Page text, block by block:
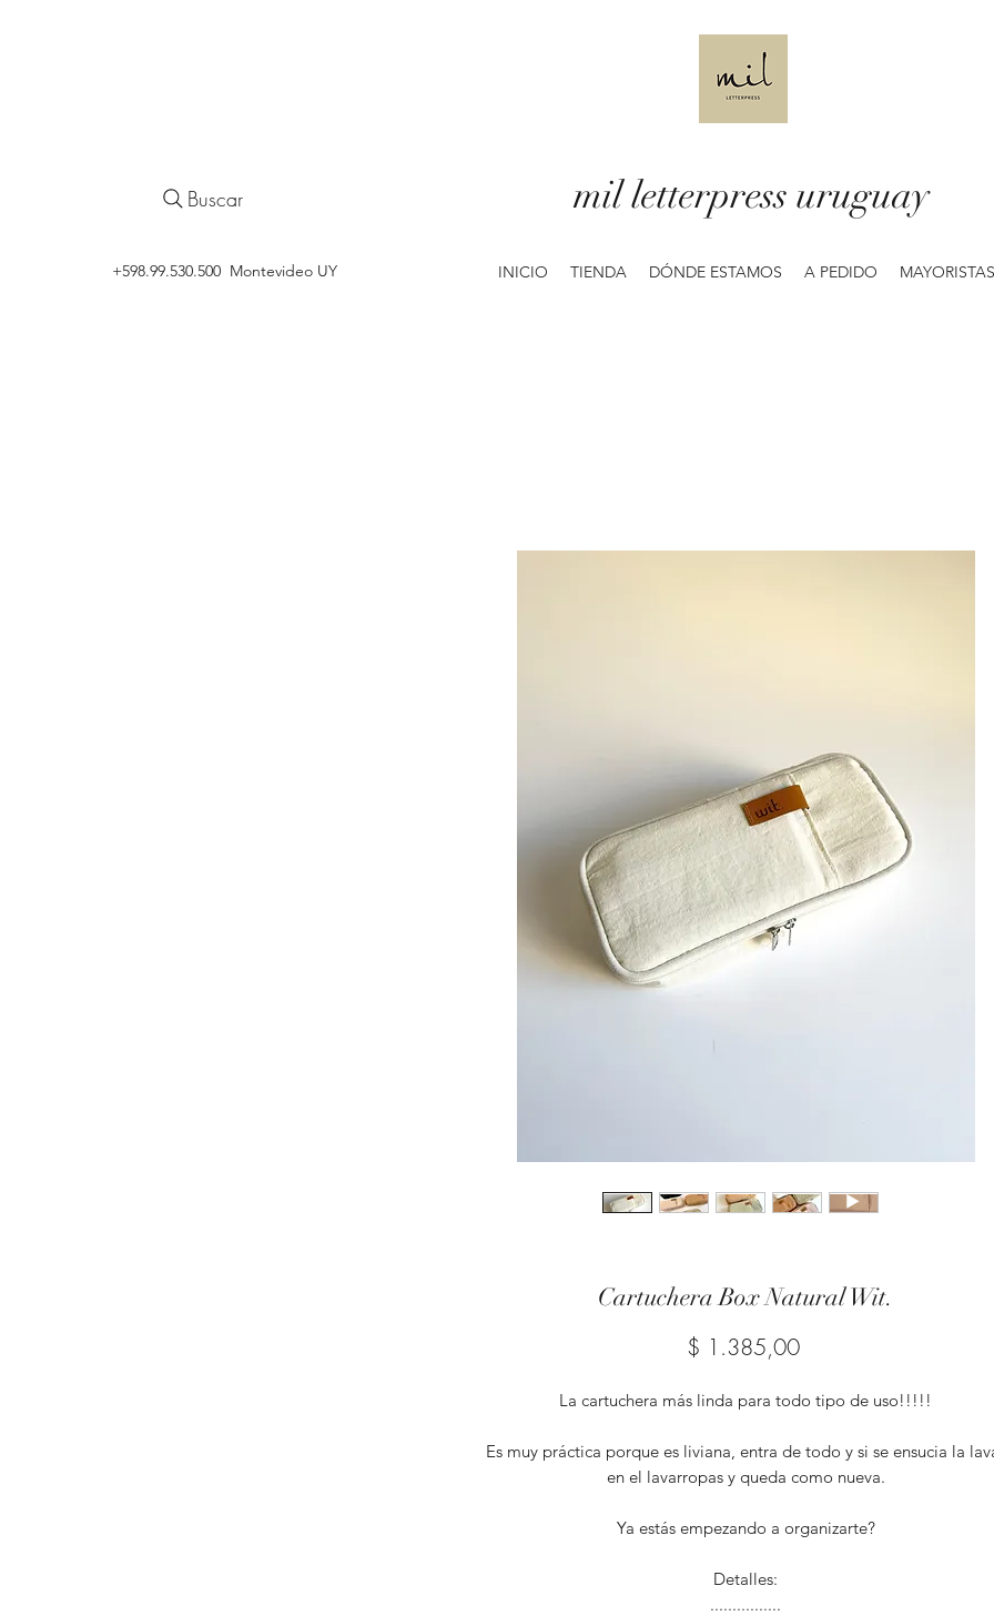
mil letterpress uruguay
Buscar
INICIO TIENDA DÓNDE ESTAMOS A PEDIDO MAYORISTAS
‭+598.99.530.500 Montevideo UY
Cartuchera Box Natural Wit.
$ 1.385,00Precio
La cartuchera más linda para todo tipo de uso!!!!!
Es muy práctica porque es liviana, entra de todo y si se ensucia la
en el lavarropas y queda como nueva.
Ya estás empezando a organizarte?
Detalles:
................